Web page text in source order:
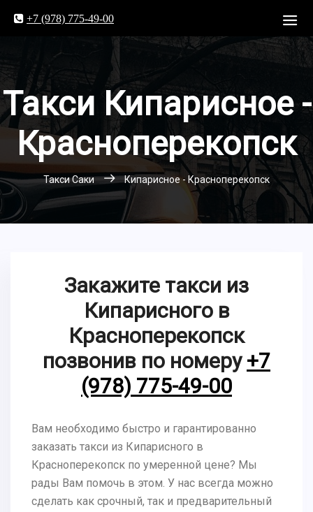
+7 (978) 775-49-00
Такси Кипарисное -
Красноперекопск
Такси Саки Кипарисное - Красноперекопск
Закажите такси из
Кипарисного в
Красноперекопск
позвонив по номеру +7
(978) 775-49-00
Вам необходимо быстро и гарантированно
заказать такси из Кипарисного в
Красноперекопск по умеренной цене? Мы
рады Вам помочь в этом. У нас всегда можно
сделать как срочный, так и предварительный